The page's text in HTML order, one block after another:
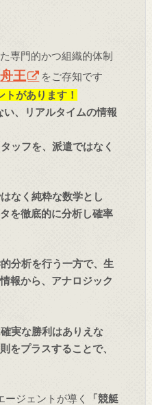
専門的かつ組織的体制
舟王
をご存知です
があります！
、リアルタイムの情報
ッフを、派遣ではなく
なく純粋な数学とし
を徹底的に分析し確率
分析を行う一方で、生
報から、アナロジック
実な勝利はありえな
をプラスすることで、
ージェントが導く
「競艇